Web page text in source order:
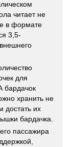
читает не
в формате
3,5-
для
бардачок
хранить не
достать их
бардачка.
пассажира